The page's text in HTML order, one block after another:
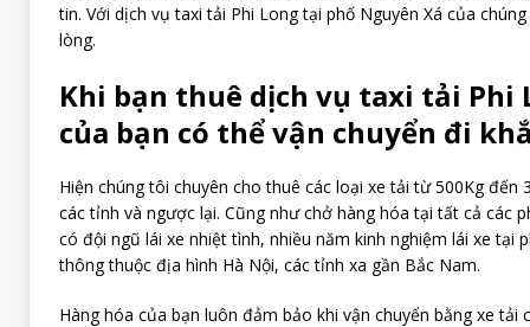
tin. Với dịch vụ taxi tải Phi Long tại phố Nguyên Xá của
lòng.
Khi bạn thuê dịch vụ taxi tải Phi
của bạn có thể vận chuyển đi
Hiện chúng tôi chuyên cho thuê các loại xe tải từ 500Kg đến
các tỉnh và ngược lại. Cũng như chở hàng hóa tại tất cả các
có đội ngũ lái xe nhiệt tình, nhiều năm kinh nghiệm lái xe tại
thông thuộc địa hình Hà Nội, các tỉnh xa gần Bắc Nam.
Hàng hóa của bạn luôn đảm bảo khi vận chuyển bằng xe tải